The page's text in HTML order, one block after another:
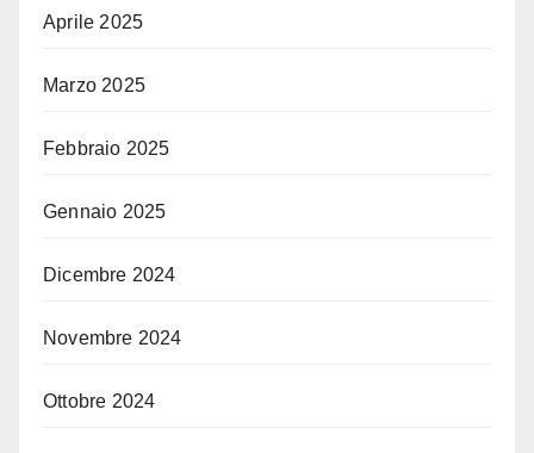
Aprile 2025
Marzo 2025
Febbraio 2025
Gennaio 2025
Dicembre 2024
Novembre 2024
Ottobre 2024